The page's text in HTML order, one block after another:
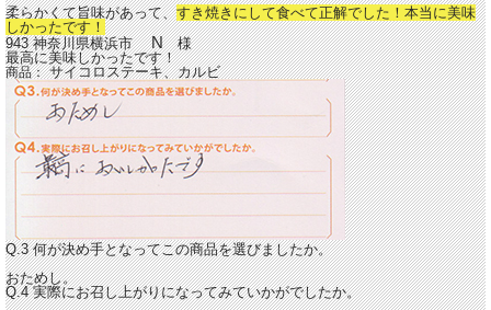
柔らかくて旨味があって、すき焼きにして食べて正解でした！本当に美味
しかったです！
943 神奈川県横浜市N様
最高に美味しかったです！
商品：サイコロステーキ、カルビ
Q.3 何が決め手となってこの商品を選びましたか。
おためし。
Q.4 実際にお召し上がりになってみていかがでしたか。